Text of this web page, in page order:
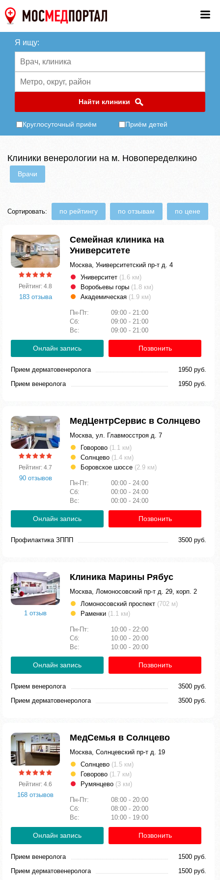
Я ищу:
Найти клиники
Круглосуточный приём Приём детей
Клиники венерологии на м. Новопеределкино
Врачи
Сортировать: по рейтингу по отзывам по цене
Рейтинг: 4.8
183 отзыва
Семейная клиника на
Университете
Москва, Университетский пр-т д. 4
Университет (1.6 км)
Воробьевы горы (1.8 км)
Академическая (1.9 км)
Пн-Пт:
09:00 - 21:00
Сб:
09:00 - 21:00
Вс:
09:00 - 21:00
Онлайн запись Позвонить
Прием дерматовенеролога
1950 руб.
Прием венеролога
1950 руб.
Рейтинг: 4.7
90 отзывов
МедЦентрСервис в Солнцево
Москва, ул. Главмосстроя д. 7
Говорово (1.1 км)
Солнцево (1.4 км)
Боровское шоссе (2.9 км)
Пн-Пт:
00:00 - 24:00
Сб:
00:00 - 24:00
Вс:
00:00 - 24:00
Онлайн запись Позвонить
Профилактика ЗППП 3500 руб.
1 отзыв
Клиника Марины Рябус
Москва, Ломоносовский пр-т д. 29, корп. 2
Ломоносовский проспект (702 м)
Раменки (1.1 км)
Пн-Пт:
10:00 - 22:00
Сб:
10:00 - 20:00
Вс:
10:00 - 20:00
Онлайн запись Позвонить
Прием венеролога
3500 руб.
Прием дерматовенеролога
3500 руб.
Рейтинг: 4.6
168 отзывов
МедСемья в Солнцево
Москва, Солнцевский пр-т д. 19
Солнцево (1.5 км)
Говорово (1.7 км)
Румянцево (3 км)
Пн-Пт:
08:00 - 20:00
Сб:
08:00 - 20:00
Вс:
10:00 - 19:00
Онлайн запись Позвонить
Прием венеролога
1500 руб.
Прием дерматовенеролога
1500 руб.